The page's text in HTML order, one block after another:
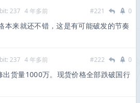
237 4 年多前 #221 0
本来就还不错，这是有可能破发的节奏
237 4 年多前 #222 0
出货量1000万。现货价格全部跌破国行